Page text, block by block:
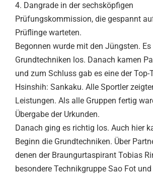
4. Dangrade in der sechsköpfigen
Prüfungskommission, die gespannt
Prüflinge warteten.
Begonnen wurde mit den Jüngsten.
Grundtechniken los. Danach kamen
und zum Schluss gab es eine der Top-
Hsinshih: Sankaku. Alle Sportler
Leistungen. Als alle Gruppen fertig
Übergabe der Urkunden.
Danach ging es richtig los. Auch hier
Beginn die Grundtechniken. Über
denen der Braungurtaspirant Tobias
besondere Technikgruppe Sao Fot